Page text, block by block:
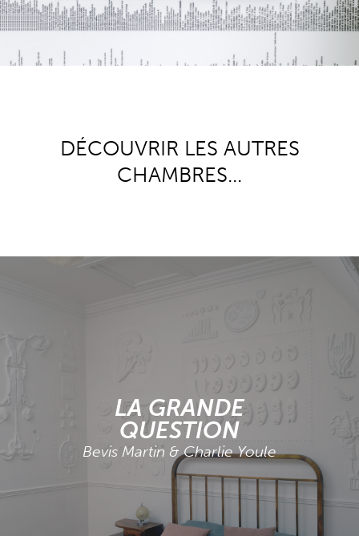
DÉCOUVRIR LES AUTRES
CHAMBRES...
LA GRANDE
QUESTION
Bevis Martin & Charlie Youle